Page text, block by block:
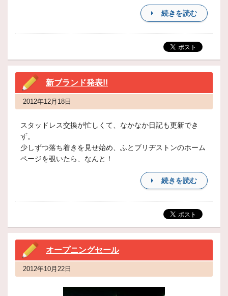
続きを読む
新ブランド発表!!
2012年12月18日
スタッドレス交換が忙しくて、なかなか日記も更新でき
ず。
少しずつ落ち着きを見せ始め、ふとブリヂストンのホーム
ページを覗いたら、なんと！
続きを読む
オープニングセール
2012年10月22日